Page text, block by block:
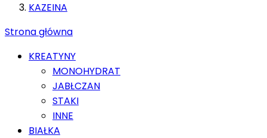
KAZEINA
Strona główna
KREATYNY
MONOHYDRAT
JABŁCZAN
STAKI
INNE
BIAŁKA